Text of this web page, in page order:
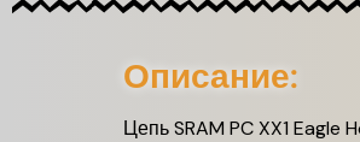
Описание:
Цепь SRAM PC XX1 Eagle